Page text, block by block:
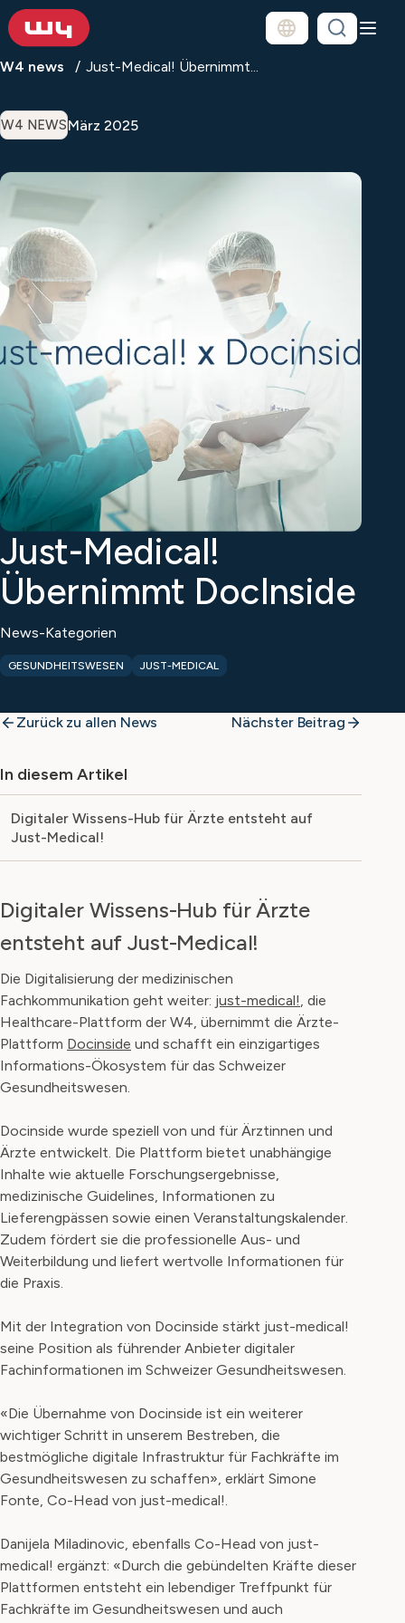
W4 news Just-Medical! Übernimmt...
Just-Medical!
Übernimmt DocInside
News-Kategorien
GESUNDHEITSWESEN JUST-MEDICAL
W4 NEWSMärz 2025
Zurück zu allen News Nächster Beitrag
Digitaler Wissens-Hub für Ärzte
entsteht auf Just-Medical!
Die Digitalisierung der medizinischen
Fachkommunikation geht weiter: just-medical!, die
Healthcare-Plattform der W4, übernimmt die Ärzte-
Plattform Docinside und schafft ein einzigartiges
Informations-Ökosystem für das Schweizer
Gesundheitswesen.
Docinside wurde speziell von und für Ärztinnen und
Ärzte entwickelt. Die Plattform bietet unabhängige
Inhalte wie aktuelle Forschungsergebnisse,
medizinische Guidelines, Informationen zu
Lieferengpässen sowie einen Veranstaltungskalender.
Zudem fördert sie die professionelle Aus- und
Weiterbildung und liefert wertvolle Informationen für
die Praxis.
Mit der Integration von Docinside stärkt just-medical!
seine Position als führender Anbieter digitaler
Fachinformationen im Schweizer Gesundheitswesen.
«Die Übernahme von Docinside ist ein weiterer
wichtiger Schritt in unserem Bestreben, die
bestmögliche digitale Infrastruktur für Fachkräfte im
Gesundheitswesen zu schaffen», erklärt Simone
Fonte, Co-Head von just-medical!.
Danijela Miladinovic, ebenfalls Co-Head von just-
medical! ergänzt: «Durch die gebündelten Kräfte dieser
Plattformen entsteht ein lebendiger Treffpunkt für
Fachkräfte im Gesundheitswesen und auch
In diesem Artikel
Digitaler Wissens-Hub für Ärzte entsteht auf
Just-Medical!